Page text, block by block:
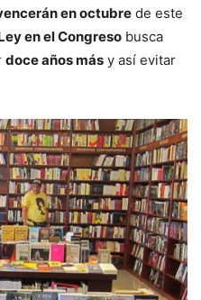
en octubre de este
en el Congreso busca
doce años más y así evitar